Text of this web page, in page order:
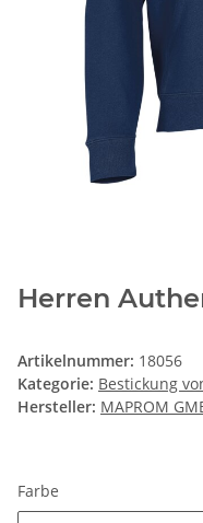
Herren
Artikelnummer: 18056
Kategorie: Bestickung
Hersteller: MAPROM
Farbe